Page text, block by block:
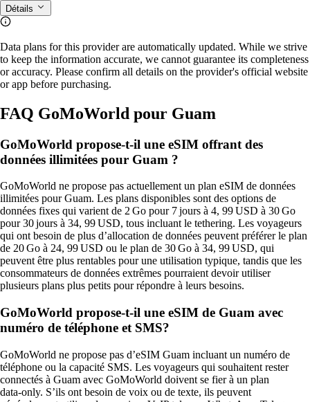
Détails
Data plans for this provider are automatically updated. While we strive
to keep the information accurate, we cannot guarantee its completeness
or accuracy. Please confirm all details on the provider's official website
or app before purchasing.
FAQ GoMoWorld pour Guam
GoMoWorld propose‑t‑il une eSIM offrant des
données illimitées pour Guam ?
GoMoWorld ne propose pas actuellement un plan eSIM de données
illimitées pour Guam. Les plans disponibles sont des options de
données fixes qui varient de 2 Go pour 7 jours à 4, 99 USD à 30 Go
pour 30 jours à 34, 99 USD, tous incluant le tethering. Les voyageurs
qui ont besoin de plus d’allocation de données peuvent préférer le plan
de 20 Go à 24, 99 USD ou le plan de 30 Go à 34, 99 USD, qui
peuvent être plus rentables pour une utilisation typique, tandis que les
consommateurs de données extrêmes pourraient devoir utiliser
plusieurs plans plus petits pour répondre à leurs besoins.
GoMoWorld propose-t-il une eSIM de Guam avec
numéro de téléphone et SMS?
GoMoWorld ne propose pas d’eSIM Guam incluant un numéro de
téléphone ou la capacité SMS. Les voyageurs qui souhaitent rester
connectés à Guam avec GoMoWorld doivent se fier à un plan
data‑only. S’ils ont besoin de voix ou de texte, ils peuvent